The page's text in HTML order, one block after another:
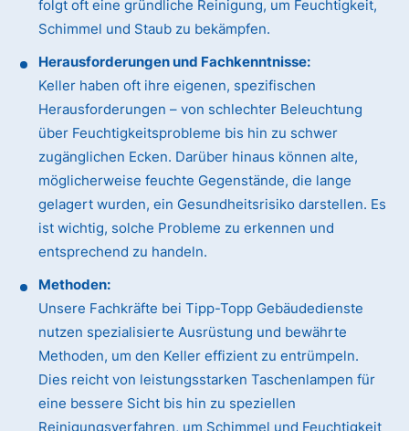
folgt oft eine gründliche Reinigung, um Feuchtigkeit,
Schimmel und Staub zu bekämpfen.
Herausforderungen und Fachkenntnisse:
Keller haben oft ihre eigenen, spezifischen
Herausforderungen – von schlechter Beleuchtung
über Feuchtigkeitsprobleme bis hin zu schwer
zugänglichen Ecken. Darüber hinaus können alte,
möglicherweise feuchte Gegenstände, die lange
gelagert wurden, ein Gesundheitsrisiko darstellen. Es
ist wichtig, solche Probleme zu erkennen und
entsprechend zu handeln.
Methoden:
Unsere Fachkräfte bei Tipp-Topp Gebäudedienste
nutzen spezialisierte Ausrüstung und bewährte
Methoden, um den Keller effizient zu entrümpeln.
Dies reicht von leistungsstarken Taschenlampen für
eine bessere Sicht bis hin zu speziellen
Reinigungsverfahren, um Schimmel und Feuchtigkeit